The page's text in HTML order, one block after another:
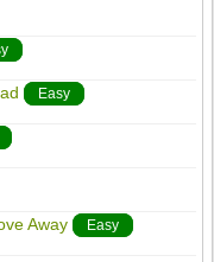
Easy
Away Easy